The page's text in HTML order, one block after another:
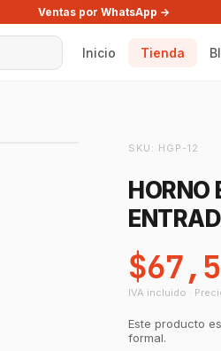
Ventas por WhatsApp →
Inicio Tienda
SKU: HGP-12
HORNO
IVA incluido ·
Este producto
formal.